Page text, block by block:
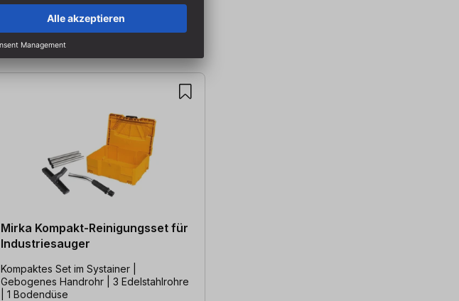
Mirka Kompakt-Reinigungsset für
Industriesauger
Kompaktes Set im Systainer |
Gebogenes Handrohr | 3 Edelstahlrohre
| 1 Bodendüse